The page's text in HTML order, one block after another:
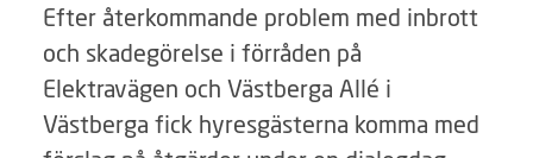
Efter återkommande problem med inbrott
och skadegörelse i förråden på
Elektravägen och Västberga Allé i
Västberga fick hyresgästerna komma med